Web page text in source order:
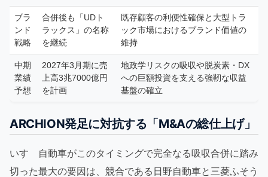
ブラ
ンド
戦略
合併後も「UDト
ラックス」の名称
を継続
既存顧客の利便性確保と大型トラ
ック市場におけるブランド価値の
維持
中期
業績
予想
2027年3月期に売
上高3兆7000億円
を計画
地政学リスクの吸収や脱炭素・DX
への巨額投資を支える強靭な収益
基盤の確立
ARCHION発足に対抗する「M&Aの総仕上げ」
いすゞ自動車がこのタイミングで完全なる吸収合併に踏み
切った最大の要因は、競合である日野自動車と三菱ふそう